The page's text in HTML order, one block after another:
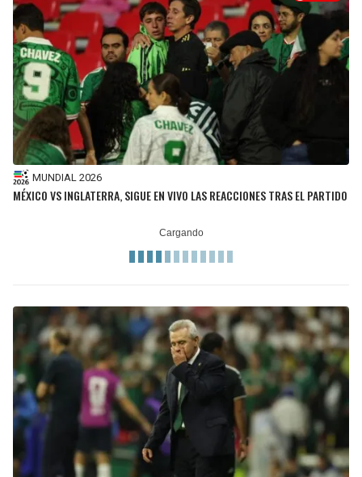
MUNDIAL 2026
MÉXICO VS INGLATERRA, SIGUE EN VIVO LAS REACCIONES TRAS EL PARTIDO